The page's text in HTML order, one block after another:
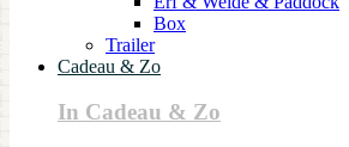
Box
Trailer
Cadeau & Zo
In Cadeau & Zo